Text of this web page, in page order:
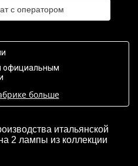
с оператором
официальным
больше
итальянской
2 лампы из коллекции